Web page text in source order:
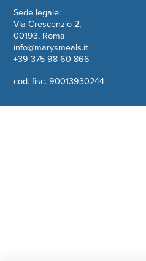
Sede legale:
Via Crescenzio 2,
00193, Roma
info@marysmeals.it
+39 375 98 60 866
cod. fisc. 90013930244